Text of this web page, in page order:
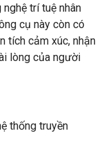
trí tuệ nhân
cụ này còn có
tích cảm xúc, nhận
lòng của người
thống truyền